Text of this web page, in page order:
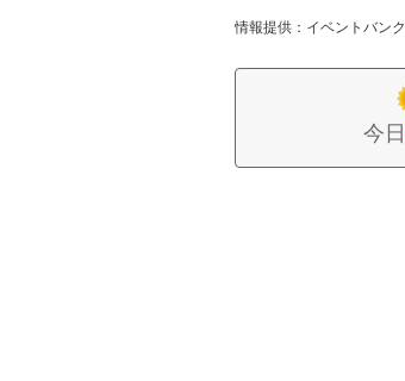
情報提供：イベントバンク
今日